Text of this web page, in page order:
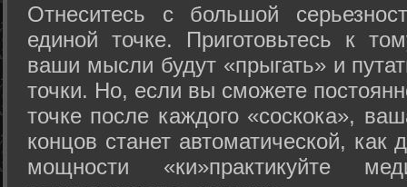
Отнеситесь с большой
единой точке. Приготовьтесь к
ваши мысли будут «прыгать» и
точки. Но, если вы сможете
точке после каждого «соскока»,
концов станет автоматической,
мощности «ки»практикуйте